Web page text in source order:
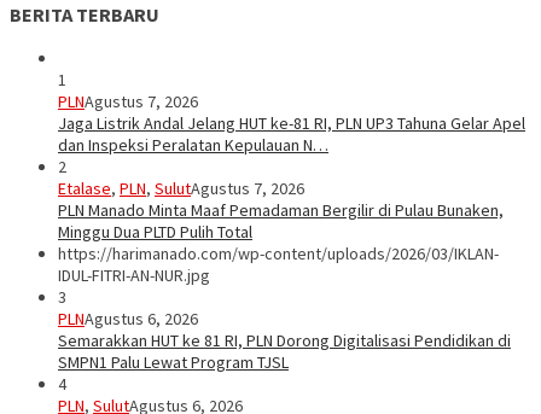
BERITA TERBARU
1
PLNAgustus 7, 2026
Jaga Listrik Andal Jelang HUT ke-81 RI, PLN UP3 Tahuna Gelar Apel
dan Inspeksi Peralatan Kepulauan N…
2
Etalase, PLN, SulutAgustus 7, 2026
PLN Manado Minta Maaf Pemadaman Bergilir di Pulau Bunaken,
Minggu Dua PLTD Pulih Total
https://harimanado.com/wp-content/uploads/2026/03/IKLAN-
IDUL-FITRI-AN-NUR.jpg
3
PLNAgustus 6, 2026
Semarakkan HUT ke 81 RI, PLN Dorong Digitalisasi Pendidikan di
SMPN1 Palu Lewat Program TJSL
4
PLN, SulutAgustus 6, 2026